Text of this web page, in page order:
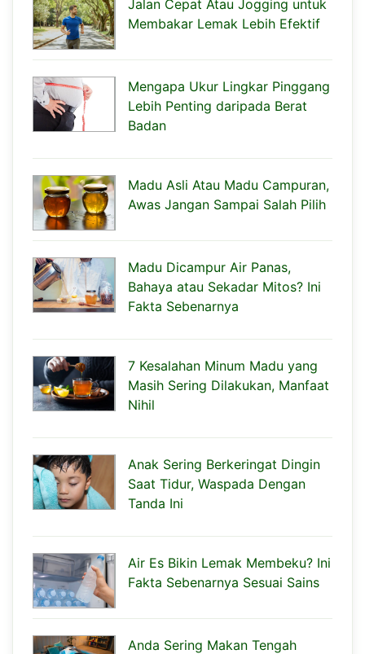
Jalan Cepat Atau Jogging untuk
Membakar Lemak Lebih Efektif
Mengapa Ukur Lingkar Pinggang
Lebih Penting daripada Berat
Badan
Madu Asli Atau Madu Campuran,
Awas Jangan Sampai Salah Pilih
Madu Dicampur Air Panas,
Bahaya atau Sekadar Mitos? Ini
Fakta Sebenarnya
7 Kesalahan Minum Madu yang
Masih Sering Dilakukan, Manfaat
Nihil
Anak Sering Berkeringat Dingin
Saat Tidur, Waspada Dengan
Tanda Ini
Air Es Bikin Lemak Membeku? Ini
Fakta Sebenarnya Sesuai Sains
Anda Sering Makan Tengah